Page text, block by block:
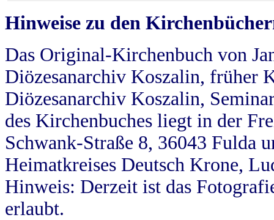
Hinweise zu den
Das Original-Kirchenbuch von
Diözesanarchiv Koszalin, früher
Diözesanarchiv Koszalin,
des Kirchenbuches liegt in der
Schwank-Straße 8, 36043 Fulda
Heimatkreises Deutsch Krone,
Hinweis: Derzeit ist das
erlaubt.